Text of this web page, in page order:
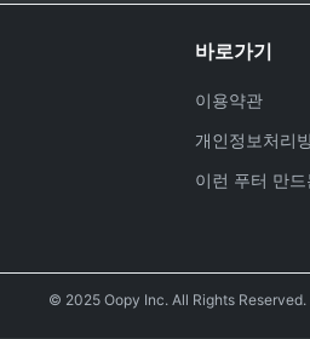
바로가기
이용약관
개인정보처리
이런 푸터 만드
© 2025 Oopy Inc. All Rights Reserved.